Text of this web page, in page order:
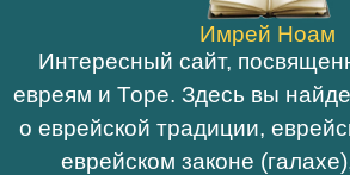
Имрей Ноам
Интересный сайт,
евреям и Торе. Здесь вы
о еврейской традиции,
еврейском законе